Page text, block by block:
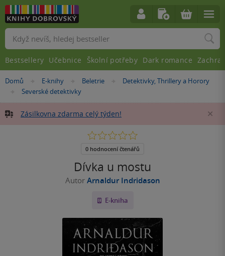
Nacházíte
Domů »E-knihy »Beletrie »
Detektivky, Thrillery a Horory
»
Severské detektivky
Zásilkovna zdarma celý týden!
Dívka u mostu
Autor Arnaldur Indridason
E-kniha
0.0
5
0 hodnocení čtenářů
Vyhledávání
Bestsellery Učebnice Školní potřeby Dark romance